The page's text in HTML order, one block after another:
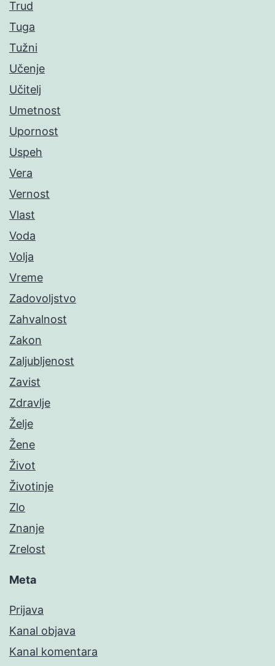
Trud
Tuga
Tužni
Učenje
Učitelj
Umetnost
Upornost
Uspeh
Vera
Vernost
Vlast
Voda
Volja
Vreme
Zadovoljstvo
Zahvalnost
Zakon
Zaljubljenost
Zavist
Zdravlje
Želje
Žene
Život
Životinje
Zlo
Znanje
Zrelost
Meta
Prijava
Kanal objava
Kanal komentara